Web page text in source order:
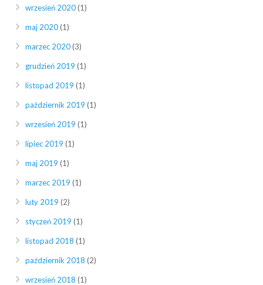
wrzesień 2020(1)
maj 2020(1)
marzec 2020(3)
grudzień 2019 (1)
listopad 2019 (1)
październik 2019 (1)
wrzesień 2019 (1)
lipiec 2019 (1)
maj 2019 (1)
marzec 2019 (1)
luty 2019 (2)
styczeń 2019 (1)
listopad 2018 (1)
październik 2018 (2)
wrzesień 2018 (1)